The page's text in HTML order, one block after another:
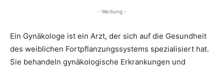
- Werbung -
Ein Gynäkologe ist ein Arzt, der sich auf die Gesundheit
des weiblichen Fortpflanzungssystems spezialisiert hat.
Sie behandeln gynäkologische Erkrankungen und